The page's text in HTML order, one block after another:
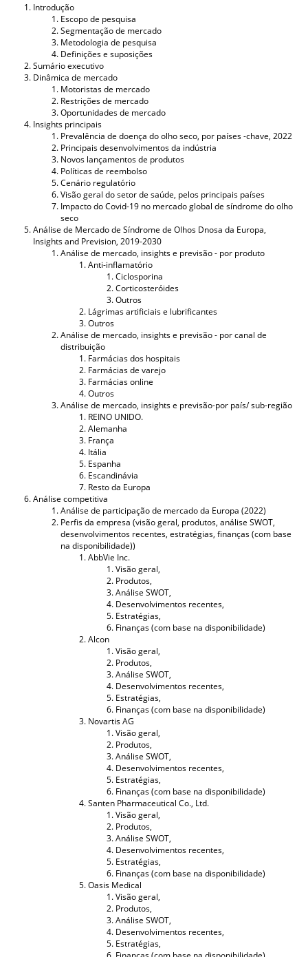
Introdução
Escopo de pesquisa
Segmentação de mercado
Metodologia de pesquisa
Definições e suposições
Sumário executivo
Dinâmica de mercado
Motoristas de mercado
Restrições de mercado
Oportunidades de mercado
Insights principais
Prevalência de doença do olho seco, por países -chave, 2022
Principais desenvolvimentos da indústria
Novos lançamentos de produtos
Políticas de reembolso
Cenário regulatório
Visão geral do setor de saúde, pelos principais países
Impacto do Covid-19 no mercado global de síndrome do olho
seco
Análise de Mercado de Síndrome de Olhos Dnosa da Europa,
Insights and Prevision, 2019-2030
Análise de mercado, insights e previsão - por produto
Anti-inflamatório
Ciclosporina
Corticosteróides
Outros
Lágrimas artificiais e lubrificantes
Outros
Análise de mercado, insights e previsão - por canal de
distribuição
Farmácias dos hospitais
Farmácias de varejo
Farmácias online
Outros
Análise de mercado, insights e previsão-por país/ sub-região
REINO UNIDO.
Alemanha
França
Itália
Espanha
Escandinávia
Resto da Europa
Análise competitiva
Análise de participação de mercado da Europa (2022)
Perfis da empresa (visão geral, produtos, análise SWOT,
desenvolvimentos recentes, estratégias, finanças (com base
na disponibilidade))
AbbVie Inc.
Visão geral,
Produtos,
Análise SWOT,
Desenvolvimentos recentes,
Estratégias,
Finanças (com base na disponibilidade)
Alcon
Visão geral,
Produtos,
Análise SWOT,
Desenvolvimentos recentes,
Estratégias,
Finanças (com base na disponibilidade)
Novartis AG
Visão geral,
Produtos,
Análise SWOT,
Desenvolvimentos recentes,
Estratégias,
Finanças (com base na disponibilidade)
Santen Pharmaceutical Co., Ltd.
Visão geral,
Produtos,
Análise SWOT,
Desenvolvimentos recentes,
Estratégias,
Finanças (com base na disponibilidade)
Oasis Medical
Visão geral,
Produtos,
Análise SWOT,
Desenvolvimentos recentes,
Estratégias,